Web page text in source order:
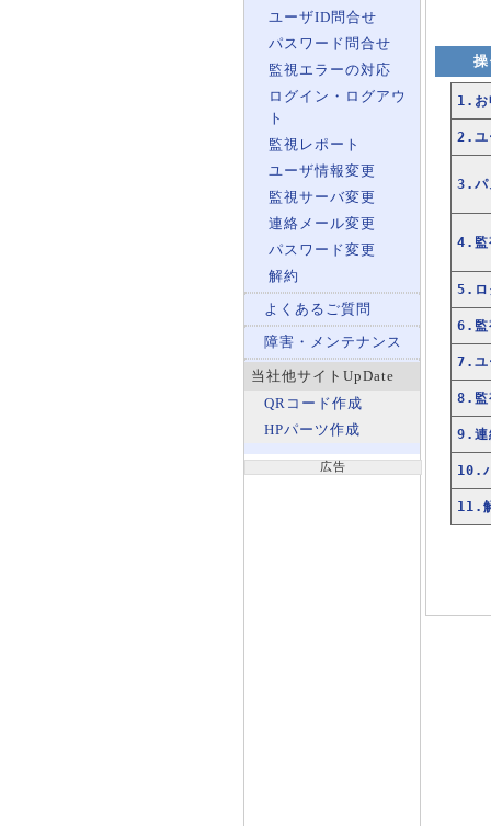
ユーザID問合せ
パスワード問合せ
監視エラーの対応
ログイン・ログアウ
ト
監視レポート
ユーザ情報変更
監視サーバ変更
連絡メール変更
パスワード変更
解約
よくあるご質問
障害・メンテナンス
当社他サイトUpDate
QRコード作成
HPパーツ作成
広告
1.お
2.ユ
3.パ
4.監
5.ロ
6.監
7.ユ
8.監
9.連
10.
11.